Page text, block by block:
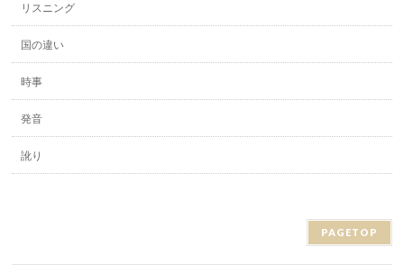
リスニング
国の違い
時事
発音
訛り
PAGETOP